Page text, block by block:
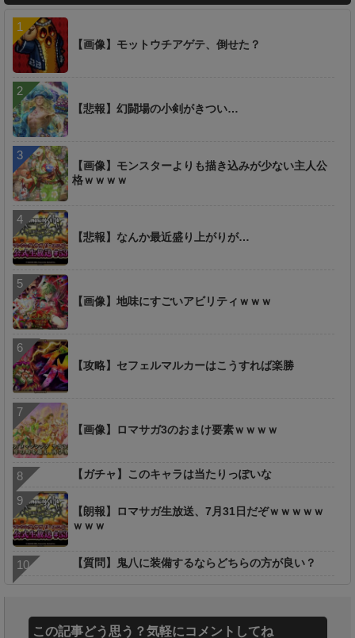
【画像】モットウチアゲテ、倒せた？
【悲報】幻闘場の小剣がきつい…
【画像】モンスターよりも描き込みが少ない主人公
格ｗｗｗｗ
【悲報】なんか最近盛り上がりが…
【画像】地味にすごいアビリティｗｗｗ
【攻略】セフェルマルカーはこうすれば楽勝
【画像】ロマサガ3のおまけ要素ｗｗｗｗ
【ガチャ】このキャラは当たりっぽいな
【朗報】ロマサガ生放送、7月31日だぞｗｗｗｗｗ
ｗｗｗ
【質問】鬼八に装備するならどちらの方が良い？
この記事どう思う？気軽にコメントしてね